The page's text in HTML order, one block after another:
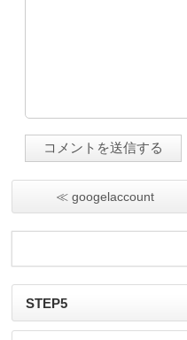
≪ googelaccount
STEP5